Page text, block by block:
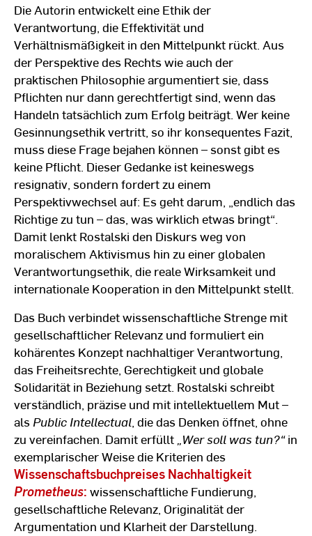
Die Autorin entwickelt eine Ethik der
Verantwortung, die Effektivität und
Verhältnismäßigkeit in den Mittelpunkt rückt. Aus
der Perspektive des Rechts wie auch der
praktischen Philosophie argumentiert sie, dass
Pflichten nur dann gerechtfertigt sind, wenn das
Handeln tatsächlich zum Erfolg beiträgt. Wer keine
Gesinnungsethik vertritt, so ihr konsequentes Fazit,
muss diese Frage bejahen können – sonst gibt es
keine Pflicht. Dieser Gedanke ist keineswegs
resignativ, sondern fordert zu einem
Perspektivwechsel auf: Es geht darum, „endlich das
Richtige zu tun – das, was wirklich etwas bringt“.
Damit lenkt Rostalski den Diskurs weg von
moralischem Aktivismus hin zu einer globalen
Verantwortungsethik, die reale Wirksamkeit und
internationale Kooperation in den Mittelpunkt stellt.
Das Buch verbindet wissenschaftliche Strenge mit
gesellschaftlicher Relevanz und formuliert ein
kohärentes Konzept nachhaltiger Verantwortung,
das Freiheitsrechte, Gerechtigkeit und globale
Solidarität in Beziehung setzt. Rostalski schreibt
verständlich, präzise und mit intellektuellem Mut –
als Public Intellectual, die das Denken öffnet, ohne
zu vereinfachen. Damit erfüllt „Wer soll was tun?“in
exemplarischer Weise die Kriterien des
Wissenschaftsbuchpreises Nachhaltigkeit
Prometheus: wissenschaftliche Fundierung,
gesellschaftliche Relevanz, Originalität der
Argumentation und Klarheit der Darstellung.